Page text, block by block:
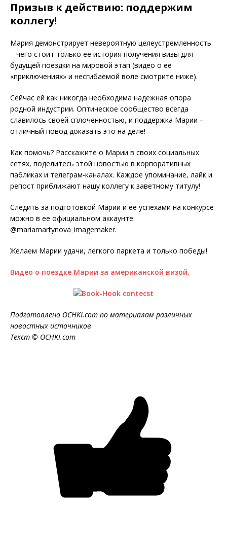
Призыв к действию: поддержим
коллегу!
Мария демонстрирует невероятную целеустремленность
– чего стоит только ее история получения визы для
будущей поездки на мировой этап (видео о ее
«приключениях» и несгибаемой воле смотрите ниже).
Сейчас ей как никогда необходима надежная опора
родной индустрии. Оптическое сообщество всегда
славилось своей сплоченностью, и поддержка Марии –
отличный повод доказать это на деле!
Как помочь? Расскажите о Марии в своих социальных
сетях, поделитесь этой новостью в корпоративных
пабликах и телеграм-каналах. Каждое упоминание, лайк и
репост приближают нашу коллегу к заветному титулу!
Следить за подготовкой Марии и ее успехами на конкурсе
можно в ее официальном аккаунте:
@mariamartynova_imagemaker.
Желаем Марии удачи, легкого паркета и только победы!
Видео о поездке Марии за американской визой.
Подготовлено OCHKI.com по материалам различных
новостных источников
Текст © OCHKI.com